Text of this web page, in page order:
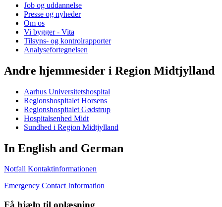
Job og uddannelse
Presse og nyheder
Om os
Vi bygger - Vita
Tilsyns- og kontrolrapporter
Analysefortegnelsen
Andre hjemmesider i Region Midtjylland
Aarhus Universitetshospital
Regionshospitalet Horsens
Regionshospitalet Gødstrup
Hospitalsenhed Midt
Sundhed i Region Midtjylland
In English and German
Notfall Kontaktinformationen
Emergency Contact Information
Få hjælp til oplæsning